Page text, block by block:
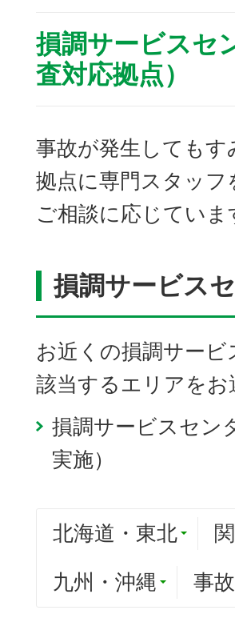
損調サービスセ
査対応拠点）
事故が発生しても
拠点に専門スタッフ
ご相談に応じていま
損調サービス
お近くの損調サー
該当するエリアを
損調サービスセン
実施）
北海道・東北
九州・沖縄 事